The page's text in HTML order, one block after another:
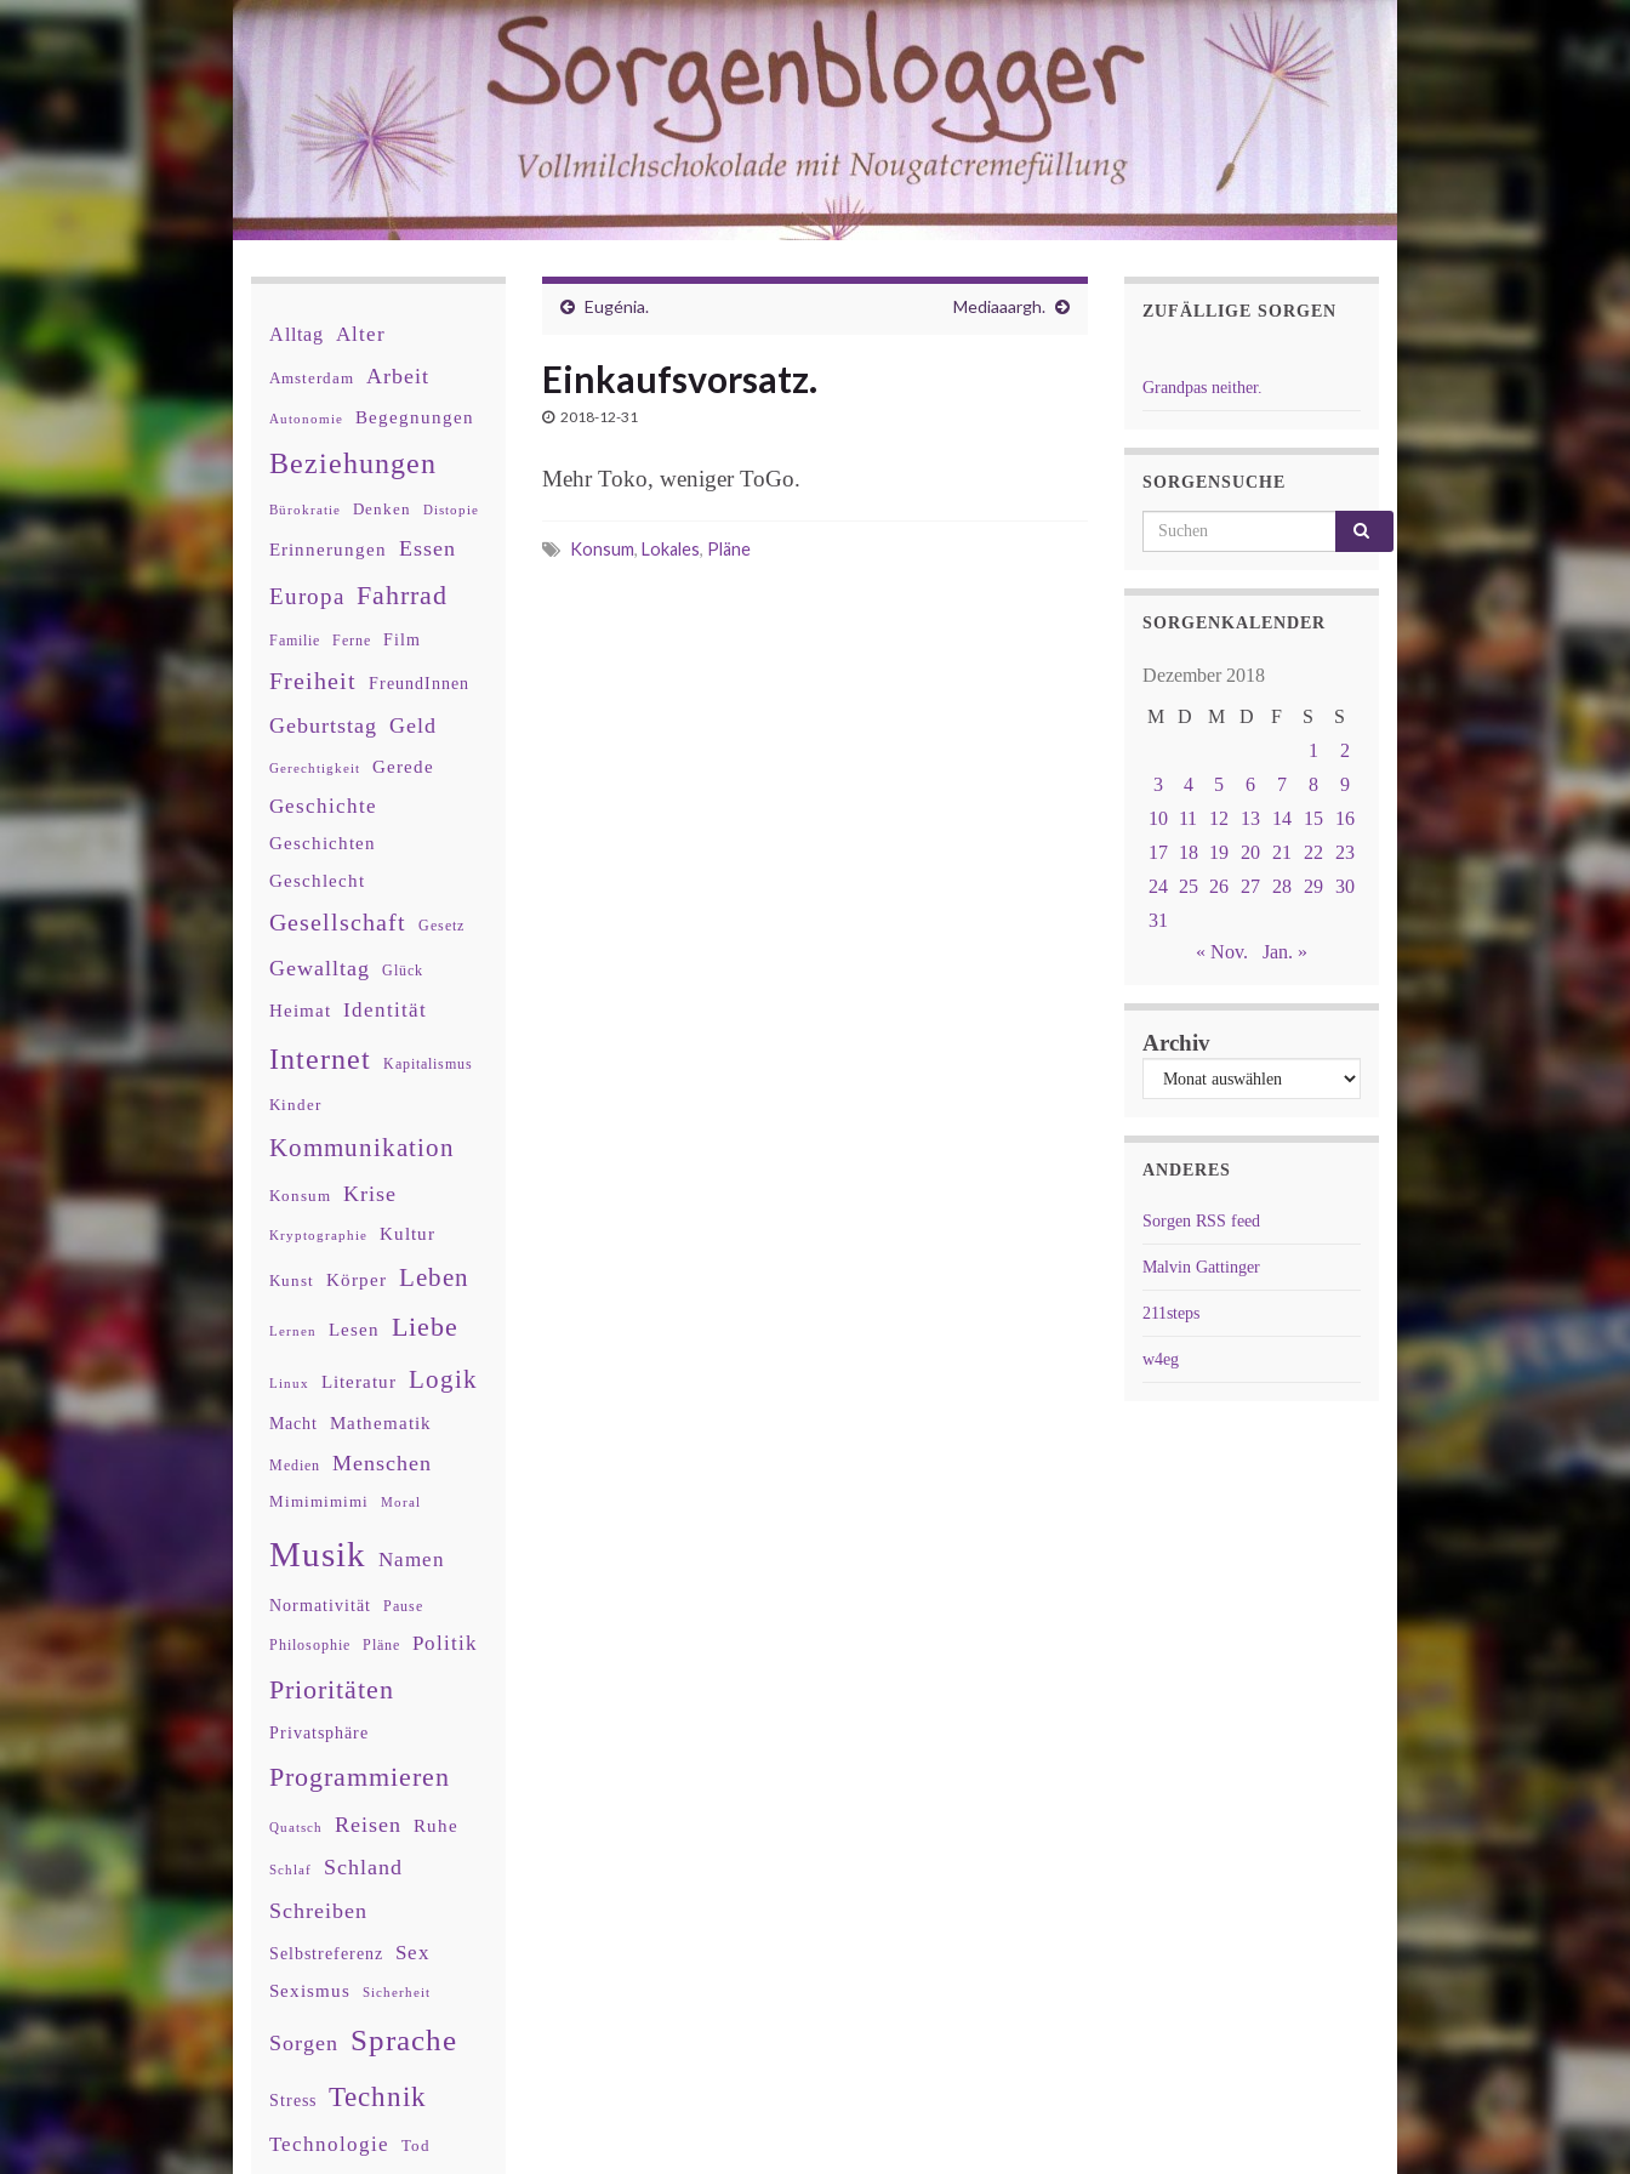
Eugénia. Mediaaargh.
Einkaufsvorsatz.
2018-12-31
Mehr Toko, weniger ToGo.
Konsum, Lokales, Pläne
Alltag Alter
Amsterdam Arbeit
Autonomie Begegnungen
Beziehungen
Bürokratie Denken Distopie
Erinnerungen Essen
Europa Fahrrad
Familie Ferne Film
Freiheit FreundInnen
Geburtstag Geld
Gerechtigkeit Gerede
Geschichte
Geschichten
Geschlecht
Gesellschaft Gesetz
Gewalltag Glück
Heimat Identität
Internet Kapitalismus
Kinder
Kommunikation
Konsum Krise
Kryptographie Kultur
Kunst Körper Leben
Lernen Lesen Liebe
Linux Literatur Logik
Macht Mathematik
Medien Menschen
Mimimimimi Moral
Musik Namen
Normativität Pause
Philosophie Pläne Politik
Prioritäten
Privatsphäre
Programmieren
Quatsch Reisen Ruhe
Schlaf
Schland
Schreiben
Selbstreferenz Sex
Sexismus Sicherheit
Sorgen Sprache
Stress Technik
Technologie Tod
ZUFÄLLIGE SORGEN
Grandpas neither.
SORGENSUCHE
Search for:
SORGENKALENDER
Dezember 2018
M
D M D F S
S
1
2
3
4 5 6 7 8
9
10
11 12 13 14 15
16
17
18 19 20 21 22
23
24
25 26 27 28 29 30
31
« Nov.
Jan. »
Archiv
ANDERES
Sorgen RSS feed
Malvin Gattinger
211steps
w4eg